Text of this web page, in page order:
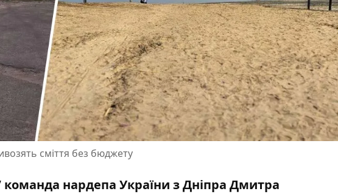
сміття без бюджету
нардепа України з Дніпра Дмитра